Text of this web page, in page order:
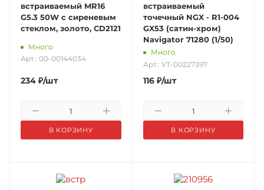
встраиваемый MR16
G5.3 50W с сиреневым
стеклом, золото, CD2121
Много
Арт.: 00-00144034
234 ₽/шт
В КОРЗИНУ
встраиваемый
точечный NGX - R1-004
GX53 (сатин-хром)
Navigator 71280 (1/50)
Много
Арт.: УТ-00227397
116₽/шт
В КОРЗИНУ